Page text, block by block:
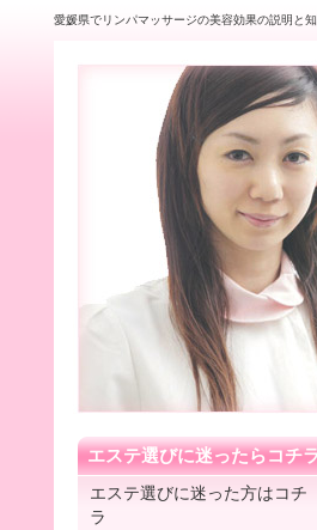
愛媛県でリンパマッサージの美容効果の説明と
エステ選びに迷ったらコチ
エステ選びに迷った方はコチ
ラ